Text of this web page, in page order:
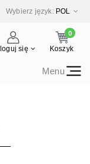
Wybierz język: POL
się
0
Koszyk
Menu